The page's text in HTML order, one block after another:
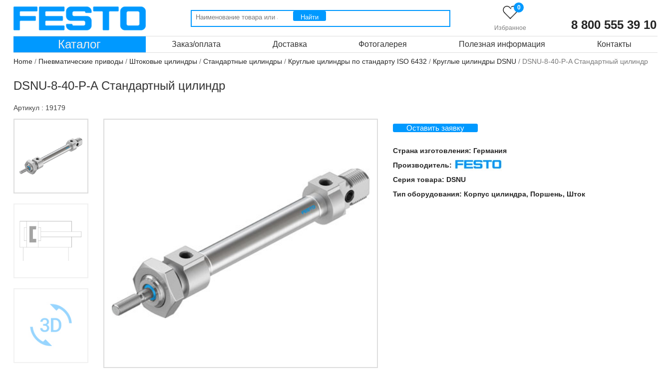
Избранное
0
8 800 555 39 10
Каталог
Заказ/оплата Доставка Фотогалерея Полезная информация Контакты
Home/ Пневматические приводы / Штоковые цилиндры / Стандартные цилиндры / Круглые цилиндры по стандарту ISO 6432 / Круглые цилиндры DSNU / DSNU-8-40-P-A Стандартный цилиндр
DSNU-8-40-P-A Стандартный цилиндр
Артикул : 19179
Оставить заявку
Страна изготовления: Германия
Производитель:
Festo
Серия товара: DSNU
Тип оборудования: Корпус цилиндра, Поршень, Шток